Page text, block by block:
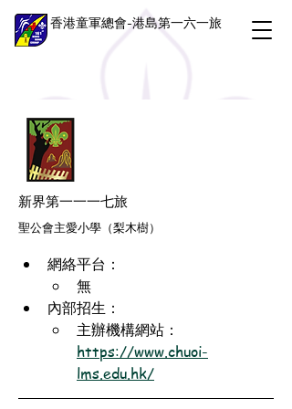
香港童軍總會-港島第一六一旅
新界第一一一七旅
聖公會主愛小學（梨木樹）
網絡平台：
無
內部招生：
主辦機構網站：
https://www.chuoi-
lms.edu.hk/